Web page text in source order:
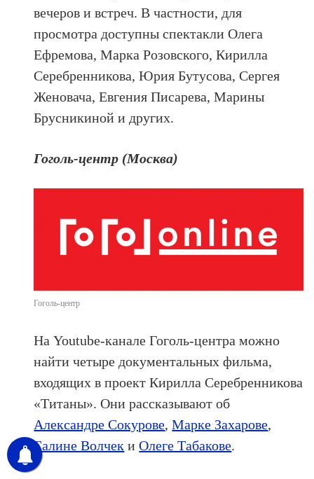
вечеров и встреч. В частности, для
просмотра доступны спектакли Олега
Ефремова, Марка Розовского, Кирилла
Серебренникова, Юрия Бутусова, Сергея
Женовача, Евгения Писарева, Марины
Брусникиной и других.
Гоголь-центр (Москва)
Гоголь-центр
На Youtube-канале Гоголь-центра можно
найти четыре документальных фильма,
входящих в проект Кирилла Серебренникова
«Титаны». Они рассказывают об
Александре Сокурове,Марке Захарове,
Галине Волчек иОлеге Табакове.